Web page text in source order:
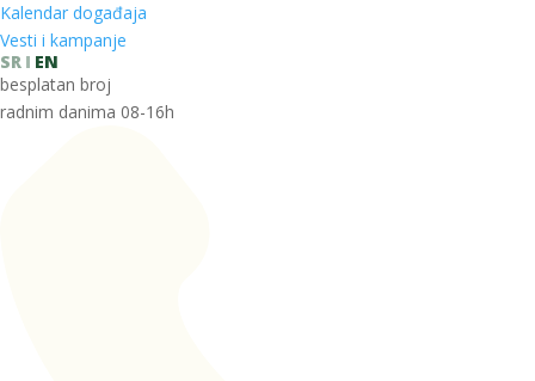
Kalendar događaja
Vesti i kampanje
SR
EN
besplatan broj
radnim danima 08-16h